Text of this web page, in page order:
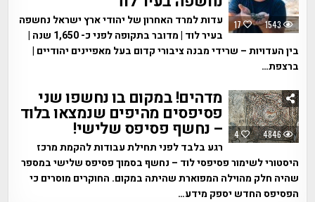
17 1543
עדות למרד האחרון של יהודי ארץ ישראל נחשפה
בעיר לוד | מדובר בתקופה לפני כ- 1,650 שנה |
בין העדויות – שרידי מבנה ציבורי קדום בעל מאפיינים יהודיים |
ברצפת…
4 4846
מדהים! במקום בו נחשפו שני
פסיפסים מהיפים שנמצאו בלוד
– נחשף פסיפס שלישי!
רגע בלבד לפני תחילת עבודות להקמת מרכז
היסטורי לשימור פסיפסי לוד – נחשף בסמוך פסיפס שלישי במספר
שהיה חלק מהוילה המפוארת שהיתה במקום. החוקרים מוסרים כי
הפסיפס החדש יספק מידע…